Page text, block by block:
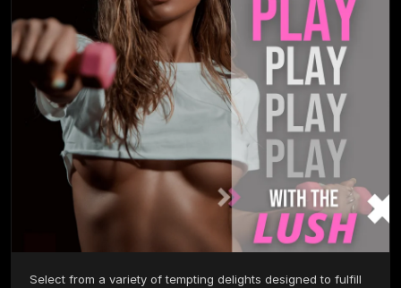
Select from a variety of tempting delights designed to fulfill